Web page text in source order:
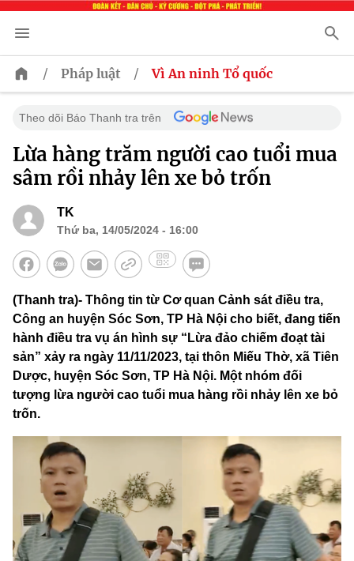
/ Pháp luật / Vì An ninh Tổ quốc
Theo dõi Báo Thanh tra trên
Lừa hàng trăm người cao tuổi mua
sâm rồi nhảy lên xe bỏ trốn
TK
Thứ ba, 14/05/2024 - 16:00
(Thanh tra)- Thông tin từ Cơ quan Cảnh sát điều tra,
Công an huyện Sóc Sơn, TP Hà Nội cho biết, đang tiến
hành điều tra vụ án hình sự “Lừa đảo chiếm đoạt tài
sản” xảy ra ngày 11/11/2023, tại thôn Miếu Thờ, xã Tiên
Dược, huyện Sóc Sơn, TP Hà Nội. Một nhóm đối
tượng lừa người cao tuổi mua hàng rồi nhảy lên xe bỏ
trốn.